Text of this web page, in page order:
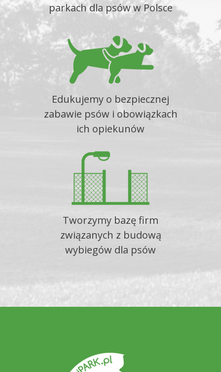
parkach dla psów w Polsce
Edukujemy o bezpiecznej
zabawie psów i obowiązkach
ich opiekunów
Tworzymy bazę firm
związanych z budową
wybiegów dla psów